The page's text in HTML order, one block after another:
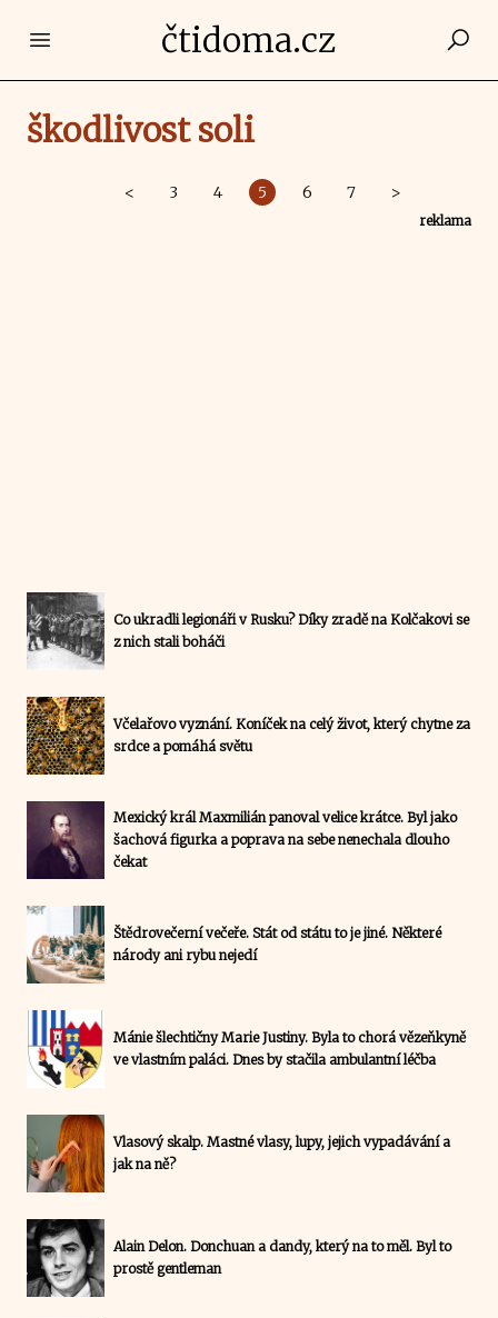
Open main menučtidoma.cz
škodlivost soli
< 3 4 5 6 7 >
reklama
Co ukradli legionáři v Rusku? Díky zradě na Kolčakovi se
z nich stali boháči
Včelařovo vyznání. Koníček na celý život, který chytne za
srdce a pomáhá světu
Mexický král Maxmilián panoval velice krátce. Byl jako
šachová figurka a poprava na sebe nenechala dlouho
čekat
Štědrovečerní večeře. Stát od státu to je jiné. Některé
národy ani rybu nejedí
Mánie šlechtičny Marie Justiny. Byla to chorá vězeňkyně
ve vlastním paláci. Dnes by stačila ambulantní léčba
Vlasový skalp. Mastné vlasy, lupy, jejich vypadávání a
jak na ně?
Alain Delon. Donchuan a dandy, který na to měl. Byl to
prostě gentleman